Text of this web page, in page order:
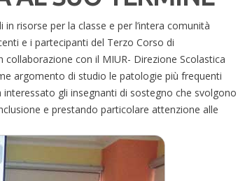
risorse per la classe e per l’intera comunità
e i partecipanti del Terzo Corso di
collaborazione con il MIUR- Direzione Scolastica
argomento di studio le patologie più frequenti
gli insegnanti di sostegno che svolgono
e prestando particolare attenzione alle